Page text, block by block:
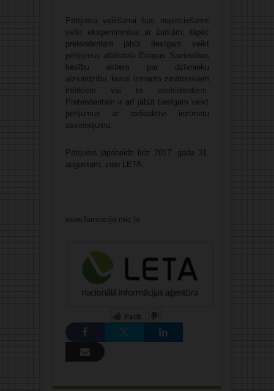
Pētījuma veikšanai būs nepieciešams
veikt eksperimentus ar žurkām, tāpēc
pretendentam jābūt tiesīgam veikt
pētījumus atbilstoši Eiropas Savienības
tiesību aktiem par dzīvnieku
aizsardzību, kurus izmanto zinātniskiem
mērķiem vai to ekvivalentiem.
Pretendentam ir arī jābūt tiesīgam veikt
pētījumus ar radioaktīvi iezīmētu
savienojumu.
Pētījums jāpabeidz līdz 2017. gada 31.
augustam, ziņo LETA.
www.farmacija-mic.lv
Patīk